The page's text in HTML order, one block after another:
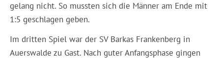
gelang nicht. So mussten sich die Männer am Ende mit
1:5 geschlagen geben.
Im dritten Spiel war der SV Barkas Frankenberg in
Auerswalde zu Gast. Nach guter Anfangsphase gingen